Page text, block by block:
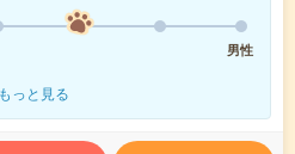
男性
もっと見る